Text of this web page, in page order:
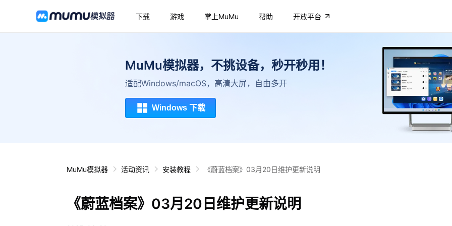
下载 游戏 掌上MuMu 帮助 开放平台
MuMu模拟器，不挑设备，秒开秒用！
适配Windows/macOS，高清大屏，自由多开
Windows 下载
MuMu模拟器 活动资讯 安装教程 《蔚蓝档案》03月20日维护更新说明
《蔚蓝档案》03月20日维护更新说明